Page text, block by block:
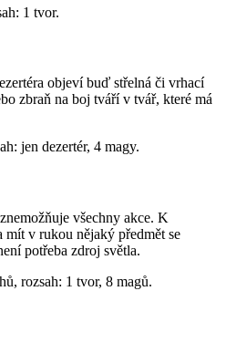
1 tvor.
objeví buď střelná či vrhací
zbraň na boj tváří v tvář, které má
jen dezertér, 4 magy.
všechny akce. K
v rukou nějaký předmět se
potřeba zdroj světla.
rozsah: 1 tvor, 8 magů.